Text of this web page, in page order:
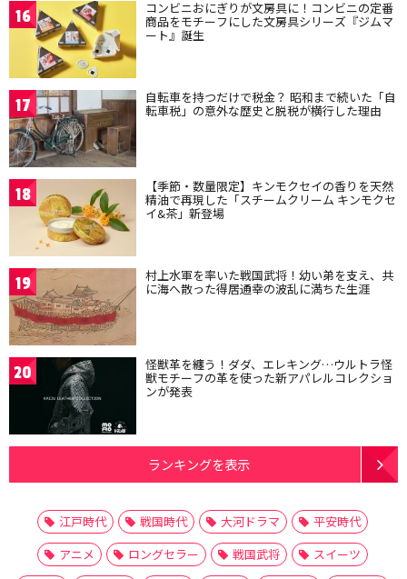
16 コンビニおにぎりが文房具に！コンビニの定番
商品をモチーフにした文房具シリーズ『ジムマ
ート』誕生
17 自転車を持つだけで税金？ 昭和まで続いた「自
転車税」の意外な歴史と脱税が横行した理由
18 【季節・数量限定】キンモクセイの香りを天然
精油で再現した「スチームクリーム キンモクセ
イ&茶」新登場
19 村上水軍を率いた戦国武将！幼い弟を支え、共
に海へ散った得居通幸の波乱に満ちた生涯
20 怪獣革を纏う！ダダ、エレキング…ウルトラ怪
獣モチーフの革を使った新アパレルコレクショ
ンが発表
ランキングを表示
江戸時代 戦国時代 大河ドラマ
平安時代
アニメ
ロングセラー 戦国武将
スイーツ